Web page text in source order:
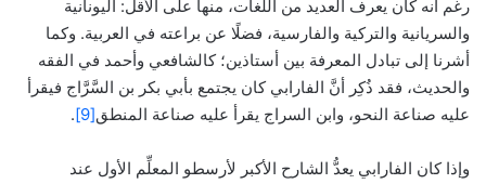
رغم أنه كان يعرف العديد من اللغات، منها على الأقل: اليونانية
والسريانية والتركية والفارسية، فضلًا عن براعته في العربية. وكما
أشرنا إلى تبادل المعرفة بين أستاذين؛ كالشافعي وأحمد في الفقه
والحديث، فقد ذُكِر أنَّ الفارابي كان يجتمع بأبي بكر بن السَّرَّاج فيقرأ
عليه صناعة النحو، وابن السراج يقرأ عليه صناعة المنطق[9]
.
وإذا كان الفارابي يعدُّ الشارح الأكبر لأرسطو المعلِّم الأول عند